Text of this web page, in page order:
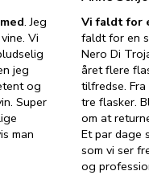
. Jeg
Vi
jeg
og
Super
man
Vi faldt for
faldt for en
Nero Di
året flere
tilfredse.
tre flasker.
om at
Et par dage
som vi ser
og